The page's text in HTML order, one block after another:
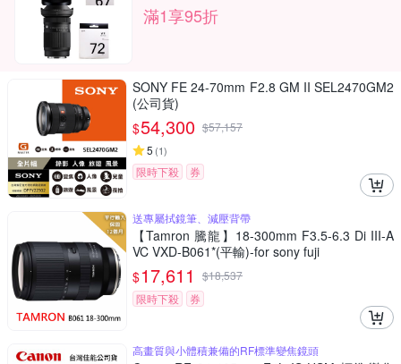
滿1享95折
SONY FE 24-70mm F2.8 GM II SEL2470GM2
(公司貨)
$54,300 $57,157
5 (1)
限時下殺 券
送專屬拭鏡筆、減壓背帶
【Tamron 騰龍】18-300mm F3.5-6.3 Di III-A
VC VXD-B061*(平輸)-for sony fuji
$17,611 $18,537
限時下殺
券
高畫質與小體積兼備的RF標準變焦鏡頭